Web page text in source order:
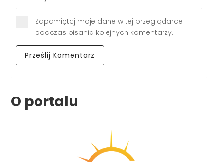
Zapamiętaj moje dane w tej przeglądarce
podczas pisania kolejnych komentarzy.
O portalu